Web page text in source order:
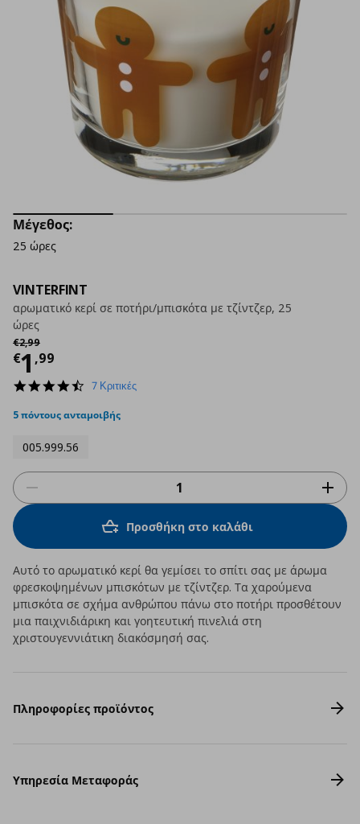
VINTERFINT
αρωματικό κερί σε ποτήρι/μπισκότα με τζίντζερ, 25
ώρες
€2,99
Αρχική τιμή
€1 ,99
Τρέχουσα τιμή
4.7
rating
7 Κριτικές
5 πόντους ανταμοιβής
005.999.56
Μέγεθος:
25 ώρες
Προσθήκη στο καλάθι
Αυτό το αρωματικό κερί θα γεμίσει το σπίτι σας με άρωμα
φρεσκοψημένων μπισκότων με τζίντζερ. Τα χαρούμενα
μπισκότα σε σχήμα ανθρώπου πάνω στο ποτήρι προσθέτουν
μια παιχνιδιάρικη και γοητευτική πινελιά στη
χριστουγεννιάτικη διακόσμησή σας.
Πληροφορίες προϊόντος
Υπηρεσία Μεταφοράς